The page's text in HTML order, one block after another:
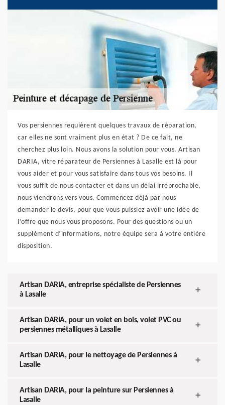
Vos persiennes requièrent quelques travaux de réparation,
car elles ne sont vraiment plus en état ? De ce fait, ne
cherchez plus loin. Nous avons la solution pour vous. Artisan
DARIA, vitre réparateur de Persiennes à Lasalle est là pour
vous aider et pour vous satisfaire dans tous vos besoins. Il
vous suffit de nous contacter et dans un délai irréprochable,
nous viendrons vers vous. Commencez déjà par nous
demander le devis, pour que vous puissiez avoir une idée de
l’offre que nous vous proposons. Pour des questions ou un
supplément d’informations, notre équipe sera à votre entière
disposition.
Artisan DARIA, entreprise spécialiste de Persiennes
à Lasalle
Artisan DARIA, pour un volet en bois, volet PVC ou
persiennes métalliques à Lasalle
Artisan DARIA, pour le nettoyage de Persiennes à
Lasalle
Artisan DARIA, pour la peinture sur Persiennes à
Lasalle